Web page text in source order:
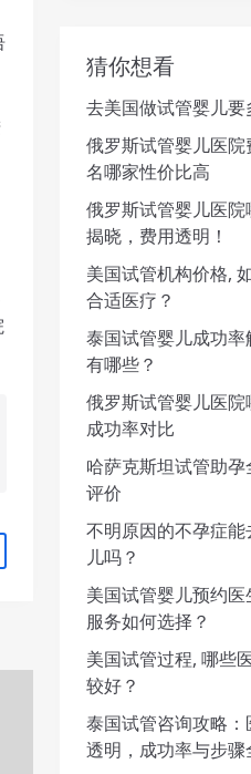
猜你想看
去美国做试管婴儿要
俄罗斯试管婴儿医
名哪家性价比高
俄罗斯试管婴儿医
揭晓，费用透明！
美国试管机构价格,
合适医疗？
泰国试管婴儿成功
有哪些？
俄罗斯试管婴儿医
成功率对比
哈萨克斯坦试管助
评价
不明原因的不孕症
儿吗？
美国试管婴儿预约
服务如何选择？
美国试管过程, 哪些
较好？
泰国试管咨询攻略
透明，成功率与步骤